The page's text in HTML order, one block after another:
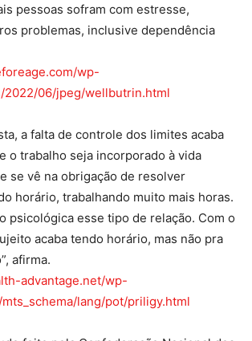
pessoas sofram com estresse,
problemas, inclusive dependência
wp-
2022/06/jpeg/wellbutrin.html
a falta de controle dos limites acaba
o trabalho seja incorporado à vida
se vê na obrigação de resolver
horário, trabalhando muito mais horas.
psicológica esse tipo de relação. Com o
acaba tendo horário, mas não pra
afirma.
advantage.net/wp-
lang/pot/priligy.html